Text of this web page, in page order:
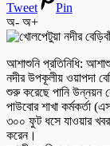
Tweet
Pin
অ- অ+
আশাশুনি প্রতিনিধি:
নদীর উপকূলীয় ওয়াপদা
শুরু করেছে পানি উন্নয়ন
পাউবোর শাখা কর্মকর্তা
৩০০ ফুট ধসে যাওয়ার খবর
করেন।